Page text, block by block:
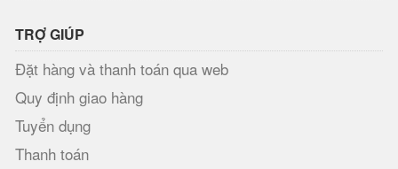
TRỢ GIÚP
Đặt hàng và thanh toán qua web
Quy định giao hàng
Tuyển dụng
Thanh toán